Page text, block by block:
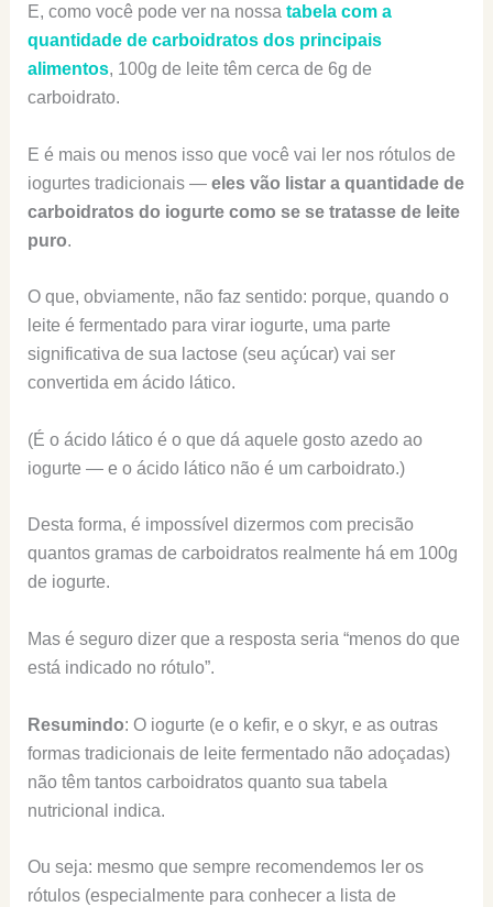
E, como você pode ver na nossa tabela com a
quantidade de carboidratos dos principais
alimentos, 100g de leite têm cerca de 6g de
carboidrato.
E é mais ou menos isso que você vai ler nos rótulos de
iogurtes tradicionais — eles vão listar a quantidade de
carboidratos do iogurte como se se tratasse de leite
puro.
O que, obviamente, não faz sentido: porque, quando o
leite é fermentado para virar iogurte, uma parte
significativa de sua lactose (seu açúcar) vai ser
convertida em ácido lático.
(É o ácido lático é o que dá aquele gosto azedo ao
iogurte — e o ácido lático não é um carboidrato.)
Desta forma, é impossível dizermos com precisão
quantos gramas de carboidratos realmente há em 100g
de iogurte.
Mas é seguro dizer que a resposta seria “menos do que
está indicado no rótulo”.
Resumindo: O iogurte (e o kefir, e o skyr, e as outras
formas tradicionais de leite fermentado não adoçadas)
não têm tantos carboidratos quanto sua tabela
nutricional indica.
Ou seja: mesmo que sempre recomendemos ler os
rótulos (especialmente para conhecer a lista de